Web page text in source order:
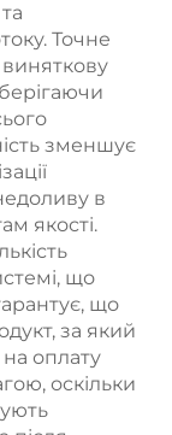
Точне
зменшує
в
якості.
що
що
за який
оплату
оскільки